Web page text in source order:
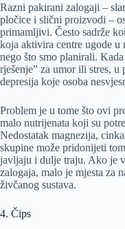
Razni pakirani zalogaji –
pločice i slični proizvodi –
primamljivi. Često sadrže
koja aktivira centre ugode u
nego što smo planirali.
rješenje” za umor ili stres, u
depresija koje osoba
Problem je u tome što ovi
malo nutrijenata koji su
Nedostatak magnezija,
skupine može pridonijeti
javljaju i dulje traju. Ako je
zalogaja, malo je mjesta za
živčanog sustava.
4. Čips